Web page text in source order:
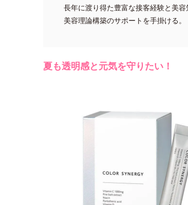
長年に渡り得た豊富な接客経験と美
美容理論構築のサポートを手掛ける。
夏も透明感と元気を守りたい！